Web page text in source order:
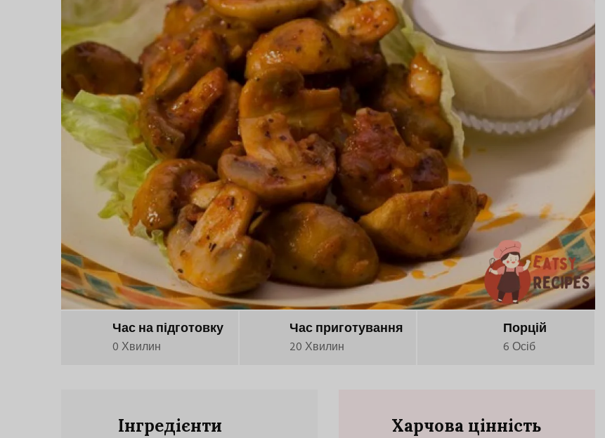
Час на підготовку
0 Хвилин
Час приготування
20 Хвилин
Порцій
6 Осіб
Інгредієнти Харчова цінність